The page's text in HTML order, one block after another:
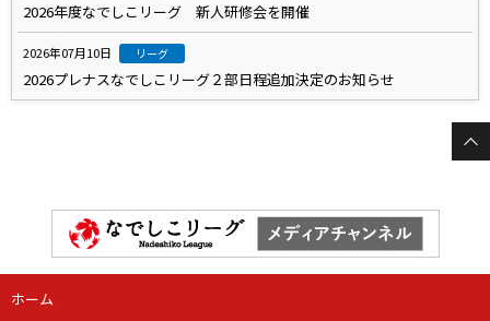
2026年度なでしこリーグ 新人研修会を開催
2026年07月10日 リーグ
2026プレナスなでしこリーグ２部日程追加決定のお知らせ
ホーム